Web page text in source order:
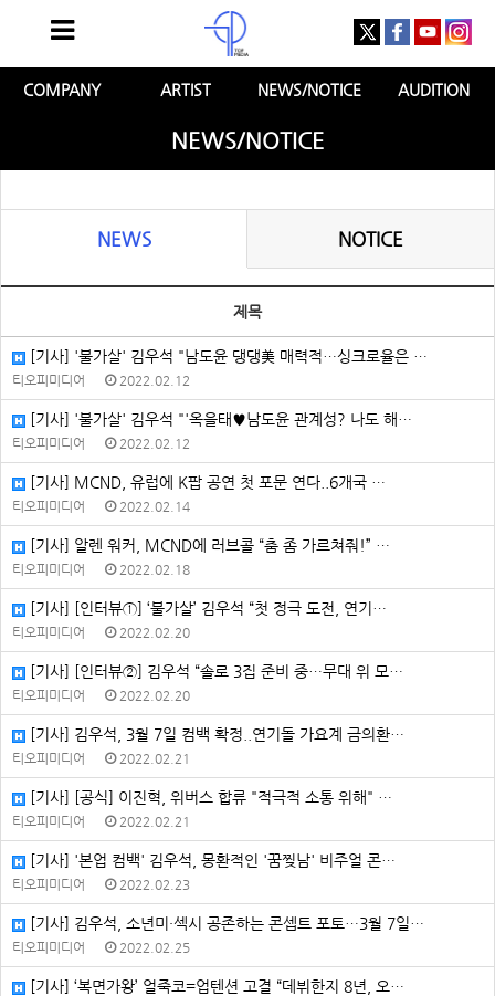
COMPANY ARTIST NEWS/NOTICE AUDITION
NEWS/NOTICE
NEWS NOTICE
제목
[기사] '불가살' 김우석 "남도윤 댕댕美 매력적…싱크로율은 …
티오피미디어 2022.02.12
[기사] '불가살' 김우석 "'옥을태♥남도윤 관계성? 나도 해…
티오피미디어 2022.02.12
[기사] MCND, 유럽에 K팝 공연 첫 포문 연다..6개국 …
티오피미디어 2022.02.14
[기사] 알렌 워커, MCND에 러브콜 “춤 좀 가르쳐줘!” …
티오피미디어 2022.02.18
[기사] [인터뷰①] ‘불가살’ 김우석 “첫 정극 도전, 연기…
티오피미디어 2022.02.20
[기사] [인터뷰②] 김우석 “솔로 3집 준비 중…무대 위 모…
티오피미디어 2022.02.20
[기사] 김우석, 3월 7일 컴백 확정..연기돌 가요계 금의환…
티오피미디어 2022.02.21
[기사] [공식] 이진혁, 위버스 합류 "적극적 소통 위해" …
티오피미디어 2022.02.21
[기사] '본업 컴백' 김우석, 몽환적인 '꿈찢남' 비주얼 콘…
티오피미디어 2022.02.23
[기사] 김우석, 소년미·섹시 공존하는 콘셉트 포토…3월 7일…
티오피미디어 2022.02.25
[기사] ‘복면가왕’ 얼죽코=업텐션 고결 “데뷔한지 8년, 오…